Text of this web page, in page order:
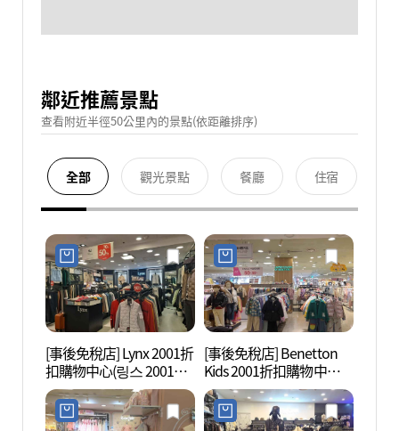
鄰近推薦景點
查看附近半徑50公里內的景點(依距離排序)
全部 觀光景點 餐廳 住宿
[事後免稅店] Lynx 2001折
扣購物中心(링스 2001아
울렛 중계점)
[事後免稅店] Benetton
Kids 2001折扣購物中心
(베네통키즈 2001아울렛
중계점)